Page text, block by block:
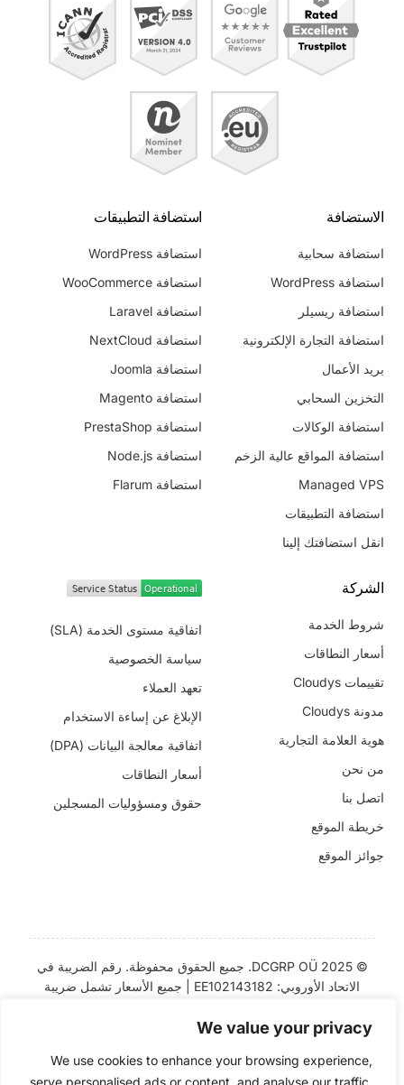
We value your privacy
We use cookies to enhance your browsing experience,
serve personalised ads or content, and analyse our traffic.
الاستضافة
استضافة سحابية
استضافة WordPress
استضافة ريسيلر
استضافة التجارة الإلكترونية
بريد الأعمال
التخزين السحابي
استضافة الوكالات
استضافة المواقع عالية الزخم
Managed VPS
استضافة التطبيقات
انقل استضافتك إلينا
استضافة التطبيقات
استضافة WordPress
استضافة WooCommerce
استضافة Laravel
استضافة NextCloud
استضافة Joomla
استضافة Magento
استضافة PrestaShop
استضافة Node.js
استضافة Flarum
الشركة
شروط الخدمة
أسعار النطاقات
تقييمات Cloudys
مدونة Cloudys
هوية العلامة التجارية
من نحن
اتصل بنا
خريطة الموقع
جوائز الموقع
اتفاقية مستوى الخدمة (SLA)
سياسة الخصوصية
تعهد العملاء
الإبلاغ عن إساءة الاستخدام
اتفاقية معالجة البيانات (DPA)
أسعار النطاقات
حقوق ومسؤوليات المسجلين
© 2025 DCGRP OÜ. جميع الحقوق محفوظة. رقم الضريبة في
الاتحاد الأوروبي: EE102143182 | جميع الأسعار تشمل ضريبة
تجاريتان مسجلتان